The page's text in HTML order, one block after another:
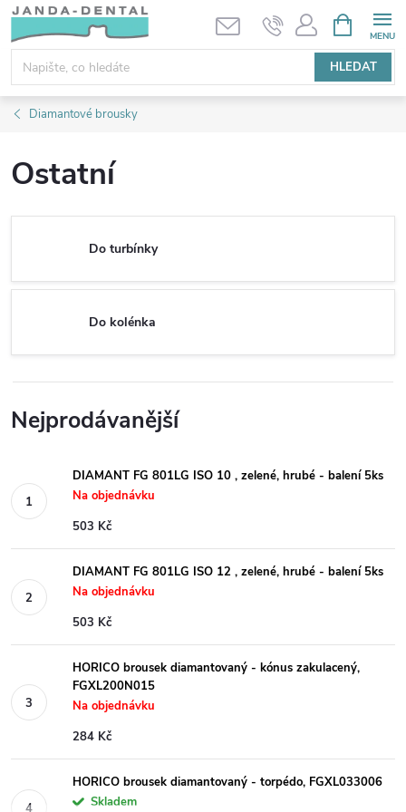
Přejít
obsah
HLEDAT
NÁKUPNÍ
KOŠÍK
Diamantové brousky
Ostatní
Do turbínky
Do kolénka
Nejprodávanější
DIAMANT FG 801LG ISO 10 , zelené, hrubé - balení 5ks
Na objednávku
503 Kč
DIAMANT FG 801LG ISO 12 , zelené, hrubé - balení 5ks
Na objednávku
503 Kč
HORICO brousek diamantovaný - kónus zakulacený,
FGXL200N015
Na objednávku
284 Kč
HORICO brousek diamantovaný - torpédo, FGXL033006
Skladem